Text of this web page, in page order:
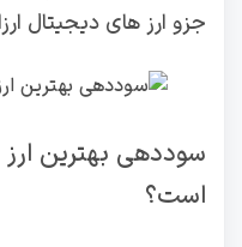
جزو ارز های دیجیتال
سوددهی بهترین ارز
است؟